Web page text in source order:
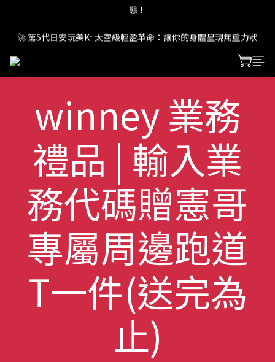
🚀 第5代日安玩美K⁺ 太空級輕盈革命：讓你的身體呈現無重力狀
態！
🚀 第5代日安玩美K⁺ 太空級輕盈革命：讓你的身體呈現無重力狀
態！
winney 業務
禮品 | 輸入業
務代碼贈憲哥
專屬周邊跑道
T一件(送完為
止)